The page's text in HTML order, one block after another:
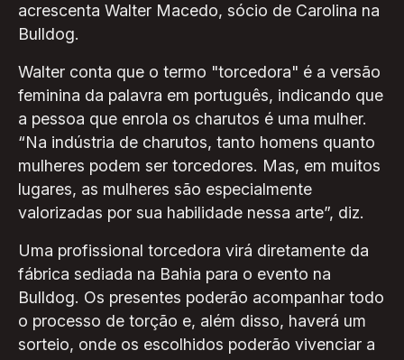
acrescenta Walter Macedo, sócio de Carolina na
Bulldog.
Walter conta que o termo "torcedora" é a versão
feminina da palavra em português, indicando que
a pessoa que enrola os charutos é uma mulher.
“Na indústria de charutos, tanto homens quanto
mulheres podem ser torcedores. Mas, em muitos
lugares, as mulheres são especialmente
valorizadas por sua habilidade nessa arte”, diz.
Uma profissional torcedora virá diretamente da
fábrica sediada na Bahia para o evento na
Bulldog. Os presentes poderão acompanhar todo
o processo de torção e, além disso, haverá um
sorteio, onde os escolhidos poderão vivenciar a